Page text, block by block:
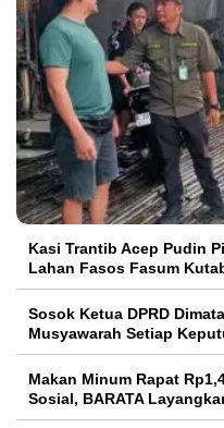
Kasi Trantib Acep Pudin
Lahan Fasos Fasum
Sosok Ketua DPRD
Musyawarah Setiap
Makan Minum Rapat
Sosial, BARATA